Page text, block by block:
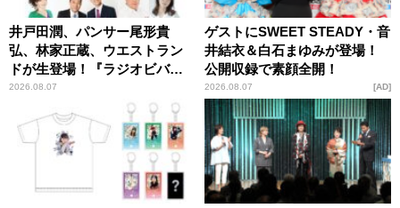
井戸田潤、パンサー尾形貴
弘、林家正蔵、ウエストラン
ドが生登場！『ラジオビバリ
ー昼ズ』
2026.08.07
ゲストにSWEET STEADY・音
井結衣＆白石まゆみが登場！
公開収録で素顔全開！
2026.08.07 AD